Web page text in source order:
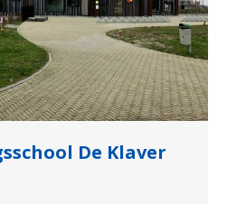
De Klaver